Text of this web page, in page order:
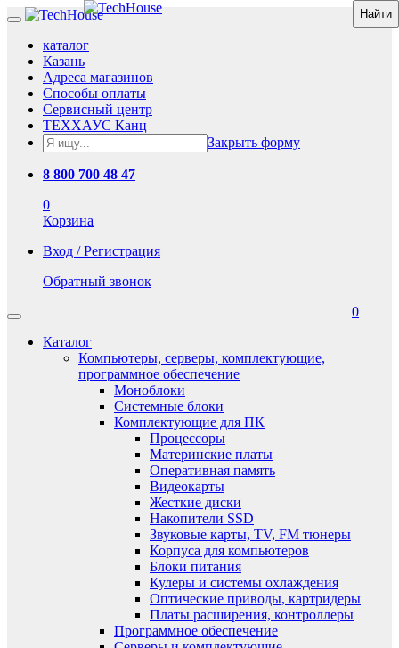
каталог
Казань
Адреса магазинов
Способы оплаты
Сервисный центр
ТЕХХАУС Канц
Закрыть форму
8 800 700 48 47
0
Корзина
Вход / Регистрация
Обратный звонок
0
Каталог
Компьютеры, серверы, комплектующие,
программное обеспечение
Моноблоки
Системные блоки
Комплектующие для ПК
Процессоры
Материнские платы
Оперативная память
Видеокарты
Жесткие диски
Накопители SSD
Звуковые карты, TV, FM тюнеры
Корпуса для компьютеров
Блоки питания
Кулеры и системы охлаждения
Оптические приводы, картридеры
Платы расширения, контроллеры
Программное обеспечение